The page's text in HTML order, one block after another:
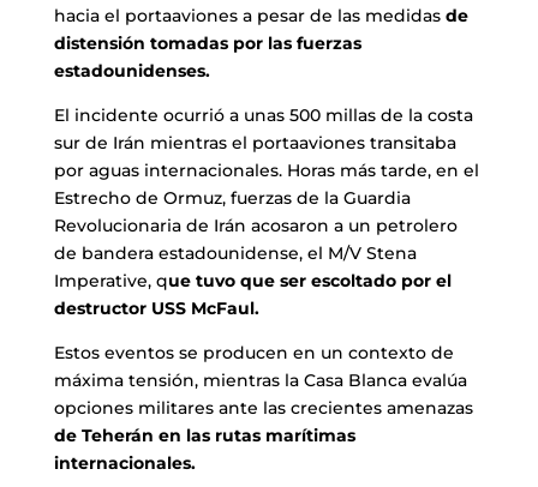
hacia el portaaviones a pesar de las medidasde
distensión tomadas por las fuerzas
estadounidenses.
El incidente ocurrió a unas 500 millas de la costa
sur de Irán mientras el portaaviones transitaba
por aguas internacionales. Horas más tarde, en el
Estrecho de Ormuz, fuerzas de la Guardia
Revolucionaria de Irán acosaron a un petrolero
de bandera estadounidense, el M/V Stena
Imperative, que tuvo que ser escoltado por el
destructor USS McFaul.
Estos eventos se producen en un contexto de
máxima tensión, mientras la Casa Blanca evalúa
opciones militares ante las crecientes amenazas
de Teherán en las rutas marítimas
internacionales.